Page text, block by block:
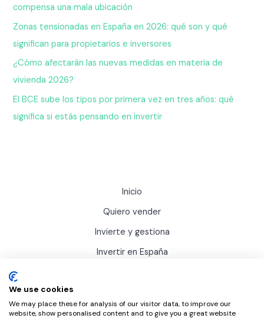
compensa una mala ubicación
Zonas tensionadas en España en 2026: qué son y qué
significan para propietarios e inversores
¿Cómo afectarán las nuevas medidas en materia de
vivienda 2026?
El BCE sube los tipos por primera vez en tres años: qué
significa si estás pensando en invertir
Inicio
Quiero vender
Invierte y gestiona
Invertir en España
We use cookies
We may place these for analysis of our visitor data, to improve our
website, show personalised content and to give you a great website